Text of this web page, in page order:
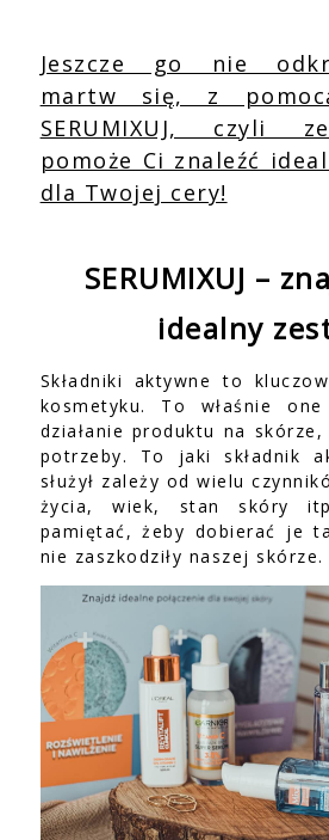
Jeszcze go nie
martw się, z
SERUMIXUJ, czyli
pomoże Ci znaleźć
dla Twojej cery!
SERUMIXUJ –
idealny
Składniki aktywne to
kosmetyku. To właśnie
działanie produktu na
potrzeby. To jaki składnik
służył zależy od wielu
życia, wiek, stan skóry
pamiętać, żeby dobierać je
nie zaszkodziły naszej skórze.